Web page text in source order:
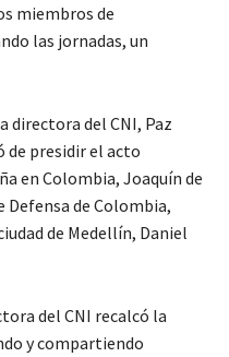
miembros de
las jornadas, un
directora del CNI, Paz
de presidir el acto
en Colombia, Joaquín de
de Colombia,
de Medellín, Daniel
del CNI recalcó la
y compartiendo